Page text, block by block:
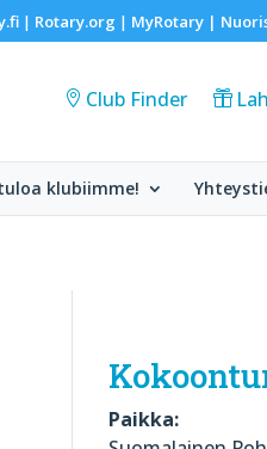
| Rotary.org | MyRotary |
Club Finder
klubiimme!
Paikka: